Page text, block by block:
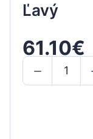
Ľavý
61.10€